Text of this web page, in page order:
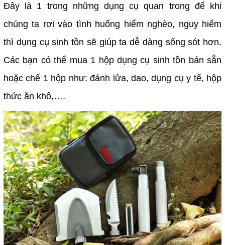
Đây là 1 trong những dụng cụ quan trong để khi
chúng ta rơi vào tình huống hiểm nghèo, nguy hiểm
thì dụng cụ sinh tồn sẽ giúp ta dễ dàng sống sót hơn.
Các bạn có thể mua 1 hộp dụng cụ sinh tồn bán sẵn
hoặc chế 1 hộp như: đánh lửa, dao, dụng cụ y tế, hộp
thức ăn khô,….